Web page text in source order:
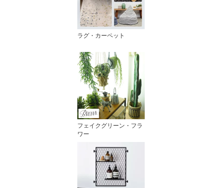
ラグ・カーペット
フェイクグリーン・フラ
ワー